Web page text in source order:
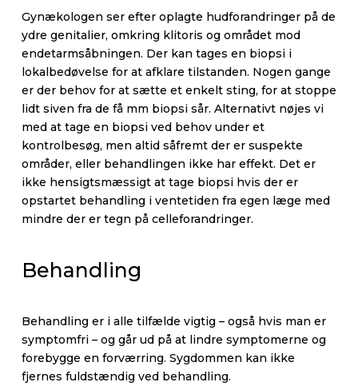
Gynækologen ser efter oplagte hudforandringer på de
ydre genitalier, omkring klitoris og området mod
endetarmsåbningen. Der kan tages en biopsi i
lokalbedøvelse for at afklare tilstanden. Nogen gange
er der behov for at sætte et enkelt sting, for at stoppe
lidt siven fra de få mm biopsi sår. Alternativt nøjes vi
med at tage en biopsi ved behov under et
kontrolbesøg, men altid såfremt der er suspekte
områder, eller behandlingen ikke har effekt. Det er
ikke hensigtsmæssigt at tage biopsi hvis der er
opstartet behandling i ventetiden fra egen læge med
mindre der er tegn på celleforandringer.
Behandling
Behandling er i alle tilfælde vigtig – også hvis man er
symptomfri – og går ud på at lindre symptomerne og
forebygge en forværring. Sygdommen kan ikke
fjernes fuldstændig ved behandling.